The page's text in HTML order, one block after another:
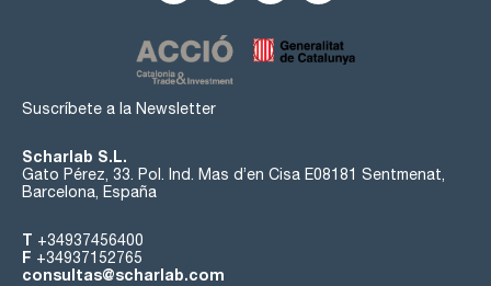
Suscríbete a la Newsletter
Scharlab S.L.
Gato Pérez, 33. Pol. Ind. Mas d’en Cisa E08181 Sentmenat,
Barcelona, España
T +34937456400
F +34937152765
consultas@scharlab.com